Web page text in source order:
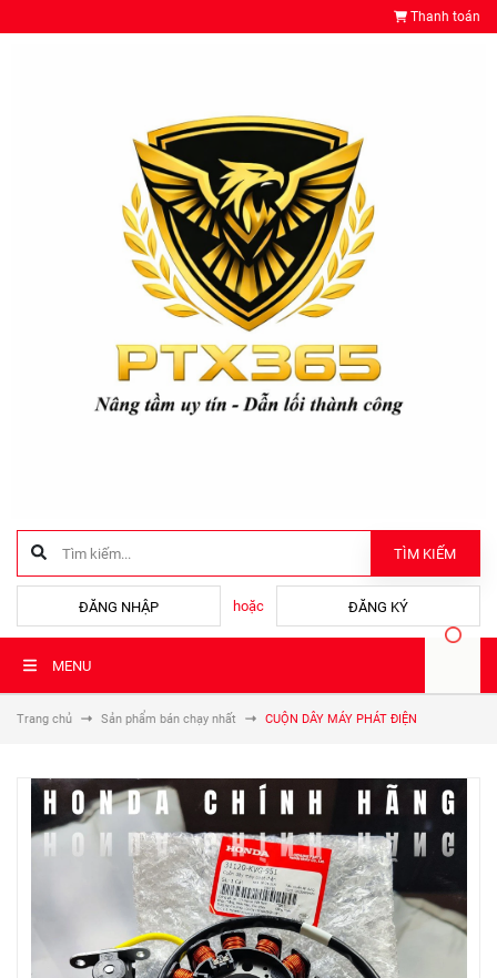
Thanh toán
TÌM KIẾM
ĐĂNG NHẬP hoặc ĐĂNG KÝ
MENU
Trang chủ Sản phẩm bán chạy nhất CUỘN DÂY MÁY PHÁT ĐIỆN